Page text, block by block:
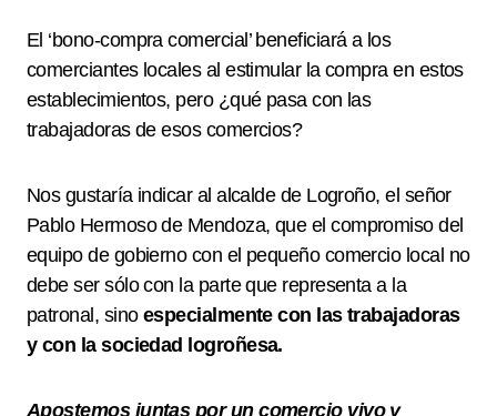
El ‘bono-compra comercial’ beneficiará a los
comerciantes locales al estimular la compra en estos
establecimientos, pero ¿qué pasa con las
trabajadoras de esos comercios?
Nos gustaría indicar al alcalde de Logroño, el señor
Pablo Hermoso de Mendoza, que el compromiso del
equipo de gobierno con el pequeño comercio local no
debe ser sólo con la parte que representa a la
patronal, sino especialmente con las trabajadoras
y con la sociedad logroñesa.
Apostemos juntas por un comercio vivo y